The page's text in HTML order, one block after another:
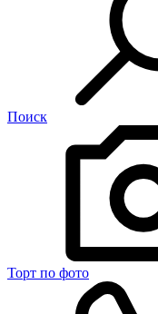
Поиск
Торт по фото